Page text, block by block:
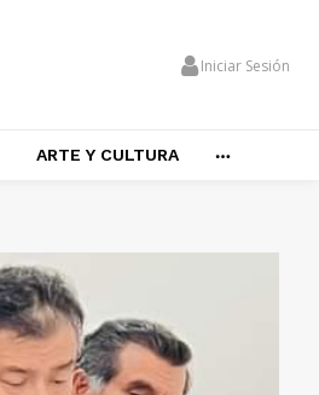
Iniciar Sesión
ARTE Y CULTURA